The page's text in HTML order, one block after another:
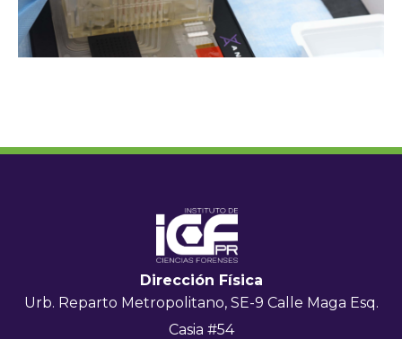
Laboratorio DNA Serología
Dirección Física
Urb. Reparto Metropolitano, SE-9 Calle Maga Esq.
Casia #54